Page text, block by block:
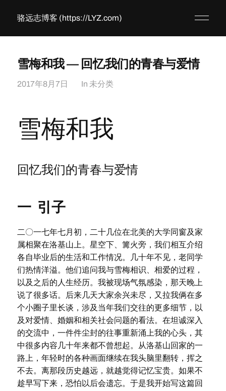
骆远志博客 (https://LYZ.com)
雪梅和我 — 回忆我们的青春与爱情
2017年8月7日 In 未分类
雪梅和我
回忆我们的青春与爱情
一 引子
二〇一七年七月初，二十几位在北美的大学同窗及家
属相聚在洛基山上。星空下、篝火旁，我们相互介绍
各自毕业后的生活和工作情况。几十年不见，老同学
们热情洋溢。他们追问我与雪梅相识、相爱的过程，
以及之后的人生经历。我被现场气氛感染，那天晚上
说了很多话。后来几天大家余兴未尽，又拉我俩在多
个小圈子里长谈，涉及当年我们交往的更多细节，以
及对爱情、婚姻和相关社会问题的看法。在坦诚深入
的交流中，一件件尘封的往事重新涌上我的心头，其
中很多内容几十年来都不曾想起。从洛基山回家的一
路上，年轻时的各种画面继续在我头脑里翻转，挥之
不去。离那段历史越远，就越觉得记忆宝贵。如果不
趁早写下来，恐怕以后会遗忘。于是我开始写这篇回